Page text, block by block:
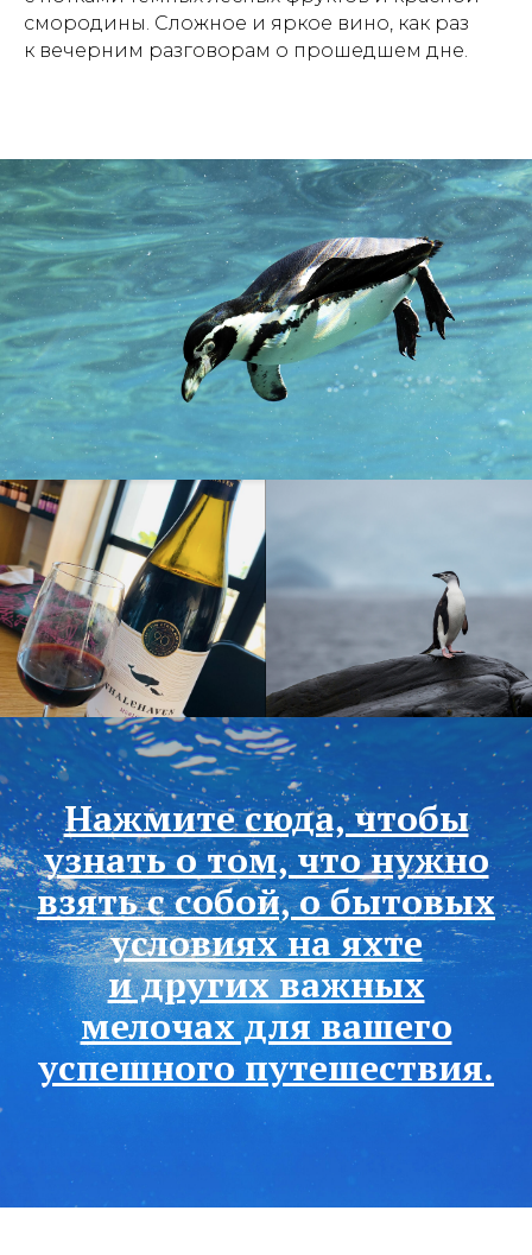
смородины. Сложное и яркое вино, как раз
к вечерним разговорам о прошедшем дне.
Нажмите сюда, чтобы
узнать о том, что нужно
взять с собой, о бытовых
условиях на яхте
и других важных
мелочах для вашего
успешного путешествия.
89057898474@mail.ru
О проекте
ИП Богомолов И.Б. | 2023-2026 ©
Мероприятия
Команда
Яхта
Отзывы
Йога-ретриты
Мастер-классы
Политика конфиденциальности
Публичная оферта
Реквизиты
Важная информация
Путь за инсайтом
Написать WhatsApp
Написать Telegram